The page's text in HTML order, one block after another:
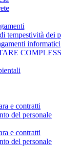
tempestività dei
informatici
e contratti
del personale
e contratti
del personale